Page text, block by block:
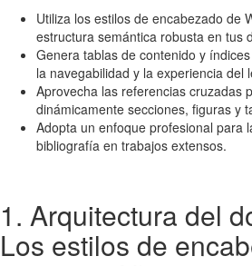
Utiliza los estilos de encabezado de
estructura semántica robusta en tus
Genera tablas de contenido y
la navegabilidad y la experiencia del
Aprovecha las referencias cruzadas
dinámicamente secciones, figuras y
Adopta un enfoque profesional para
bibliografía en trabajos extensos.
1. Arquitectura del
Los estilos de